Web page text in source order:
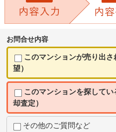
お問合せ内容
このマンションが売り出
望）
このマンションを探して
却査定）
その他のご質問など